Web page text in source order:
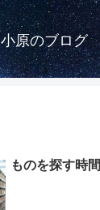
小原のブログ
ものを探す時間